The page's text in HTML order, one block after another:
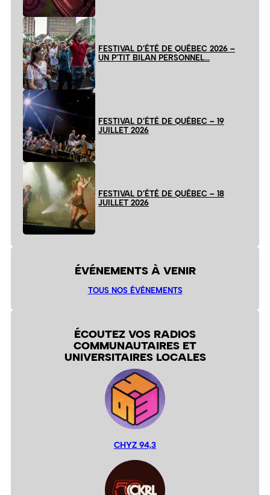
FESTIVAL D’ÉTÉ DE QUÉBEC 2026 –
UN P’TIT BILAN PERSONNEL…
FESTIVAL D’ÉTÉ DE QUÉBEC – 19
JUILLET 2026
FESTIVAL D’ÉTÉ DE QUÉBEC – 18
JUILLET 2026
ÉVÉNEMENTS À VENIR
TOUS NOS ÉVÉNEMENTS
ÉCOUTEZ VOS RADIOS
COMMUNAUTAIRES ET
UNIVERSITAIRES LOCALES
CHYZ 94,3